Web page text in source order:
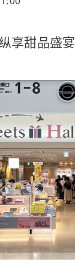
享甜品盛宴